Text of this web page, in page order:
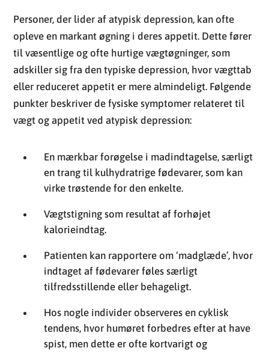
punkter beskriver de fysiske symptomer relateret til
vægt og appetit ved atypisk depression:
En mærkbar forøgelse i madindtagelse, særligt
en trang til kulhydratrige fødevarer, som kan
virke trøstende for den enkelte.
kalorieindtag.
Patienten kan rapportere om ‘madglæde’, hvor
indtaget af fødevarer føles særligt
tilfredsstillende eller behageligt.
Hos nogle individer observeres en cyklisk
tendens, hvor humøret forbedres efter at have
spist, men dette er ofte kortvarigt og
efterfølges af skyld eller skam over at have
Vægtforøgelse og øget appetit er vigtige kriterier for
diagnosen atypisk depression, og de adskiller sig fra